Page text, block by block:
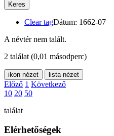
Keres
Clear tagDátum: 1662-07
A névtér nem talált.
2 találat (0,01 másodperc)
ikon nézet lista nézet
Előző 1 Következő
10 20 50
találat
Elérhetőségek